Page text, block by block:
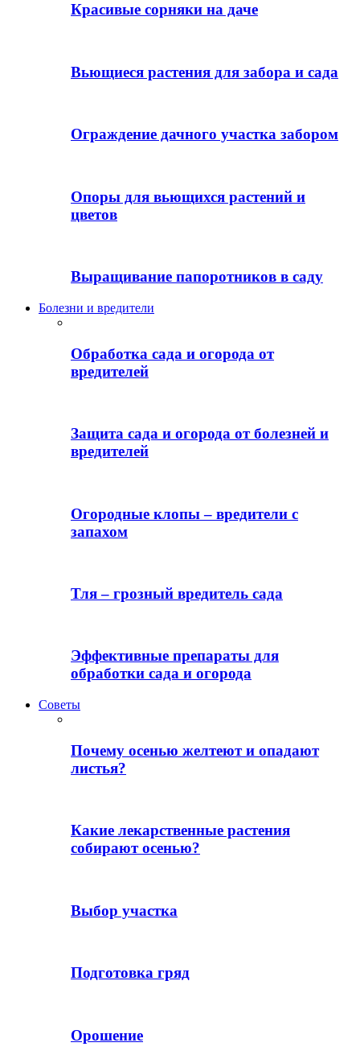
Красивые сорняки на даче
Вьющиеся растения для забора и сада
Ограждение дачного участка забором
Опоры для вьющихся растений и
цветов
Выращивание папоротников в саду
Болезни и вредители
Обработка сада и огорода от
вредителей
Защита сада и огорода от болезней и
вредителей
Огородные клопы – вредители с
запахом
Тля – грозный вредитель сада
Эффективные препараты для
обработки сада и огорода
Советы
Почему осенью желтеют и опадают
листья?
Какие лекарственные растения
собирают осенью?
Выбор участка
Подготовка гряд
Орошение